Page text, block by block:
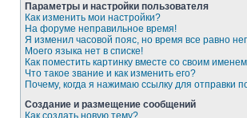
Параметры и настройки пользователя
Как изменить мои настройки?
На форуме неправильное время!
Я изменил часовой пояс, но время все равно
Моего языка нет в списке!
Как поместить картинку вместе со своим
Что такое звание и как изменить его?
Почему, когда я нажимаю ссылку для отправки
Создание и размещение сообщений
Как создать новую тему?